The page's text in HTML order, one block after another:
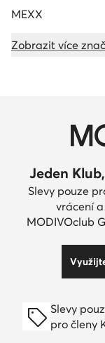
MEXX
Zobrazit více
Jeden
Slevy pouze
vrácení
MODIVOclub
Slevy
pro členy